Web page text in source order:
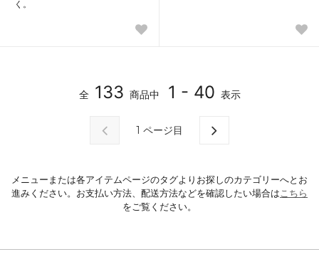
く。
全 133 商品中 1 - 40 表示
1 ページ目
メニューまたは各アイテムページのタグよりお探しのカテゴリーへとお
進みください。お支払い方法、配送方法などを確認したい場合はこちら
をご覧ください。